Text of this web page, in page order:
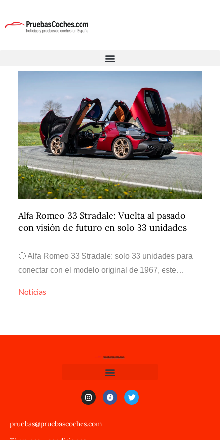
Alfa Romeo 33 Stradale: Vuelta al pasado
con visión de futuro en solo 33 unidades
🔴 Alfa Romeo 33 Stradale: solo 33 unidades para
conectar con el modelo original de 1967, este…
Noticias
pruebas@pruebascoches.com